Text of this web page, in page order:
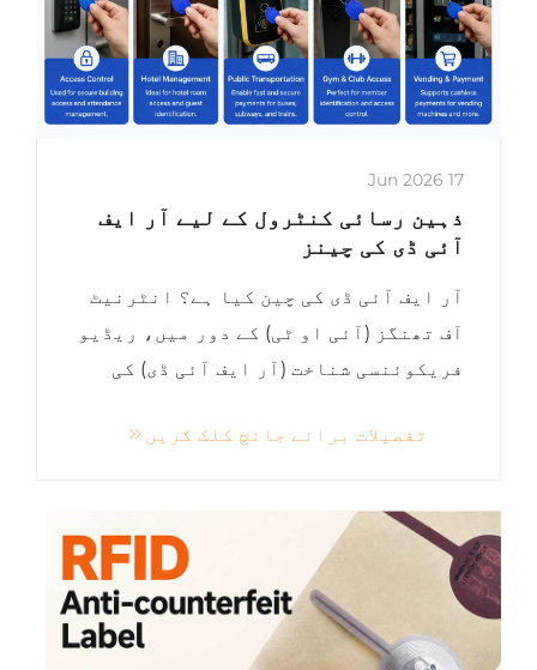
17 Jun 2026
ذہین رسائی کنٹرول کے لیے آر ایف
آئی ڈی کی چینز
آر ایف آئی ڈی کی چین کیا ہے؟ انٹرنیٹ
آف تھنگز (آئی او ٹی) کے دور میں، ریڈیو
فریکوئنسی شناخت (آر ایف آئی ڈی) کی
گہرائی سے ضم ہو چکی ہے۔ اسمارٹ کارڈز
ڈی کی چینز—ان کے چھوٹے سائز اور
استعمال میں آسانی کی بنا پر—...
تفصیلات برائے جانچ کلک کریں